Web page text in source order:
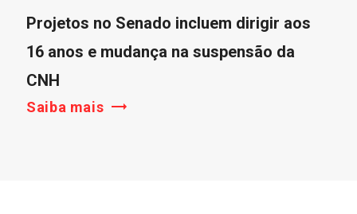
Projetos no Senado incluem dirigir aos
16 anos e mudança na suspensão da
CNH
Saiba mais